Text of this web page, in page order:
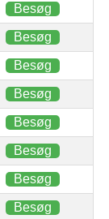
Besøg
Besøg
Besøg
Besøg
Besøg
Besøg
Besøg
Besøg